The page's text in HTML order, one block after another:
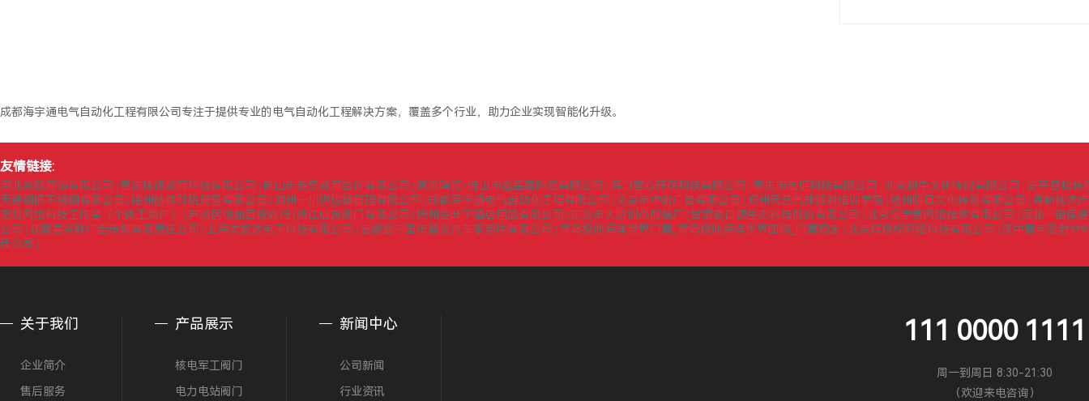
成都海宇通电气自动化工程有限公司专注于提供专业的电气自动化工程解决方案，覆盖多个行业，助力企业实现智能化升级。
友情链接:
河北兴欧管道有限公司 重庆拣课教育科技有限公司 佛山市英思教育咨询有限公司 高途陶瓷-佛山市鑫品嘉陶瓷有限公司 海口壹心环保科技有限公司 重庆市富炬科技有限公司 北京耕牛文化传媒有限公司
安平县松伟
无锡钢振不锈钢有限公司
徐州皓鹏财税服务有限公司 湖州一川供应链管理有限公司 成都海宇通电气自动化工程有限公司 义乌市中傲广告有限公司 郑州天艺气球派对培训学院 赣州明度文化传媒有限公司
高新技术
觅渡网络科技工作室（个体工商户）
芦淞区悦加百货商行 浙江信茂阀门有限公司 扬州金叶子酒店用品有限公司 东莞市大朗创点服装厂 甘肃爽口源生态科技股份有限公司 北京乐学帮网络技术有限公司
河北一诺保
公司
获嘉县兴联广告传媒有限责任公司 上海太发达电子科技有限公司 安徽省宁国市晨光汽车零部件有限公司 青岛极地海洋世界门票_青岛极地海洋世界团购_门票预定 北京程极标网络科技有限公司
汉中秦宇密封材
任公司
关于我们
企业简介
售后服务
产品展示
核电军工阀门
电力电站阀门
新闻中心
公司新闻
行业资讯
111 0000 1111
周一到周日 8:30-21:30
（欢迎来电咨询）